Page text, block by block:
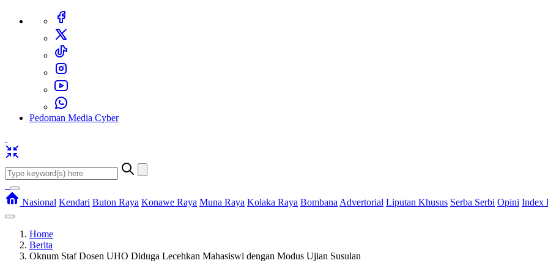
Pedoman Media Cyber
Nasional Kendari Buton Raya Konawe Raya Muna Raya Kolaka Raya Bombana Advertorial Liputan Khusus Serba Serbi Opini Index
Home
Berita
Oknum Staf Dosen UHO Diduga Lecehkan Mahasiswi dengan Modus Ujian Susulan